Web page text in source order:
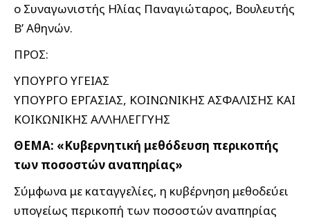
ο Συναγωνιστής Ηλίας Παναγιώταρος, Βουλευτής
Β’ Αθηνών.
ΠΡΟΣ:
ΥΠΟΥΡΓΟ ΥΓΕΙΑΣ
ΥΠΟΥΡΓΟ ΕΡΓΑΣΙΑΣ, ΚΟΙΝΩΝΙΚΗΣ ΑΣΦΑΛΙΣΗΣ ΚΑΙ
ΚΟΙΚΩΝΙΚΗΣ ΑΛΛΗΛΕΓΓΥΗΣ
ΘΕΜΑ: «Κυβερνητική μεθόδευση περικοπής
των ποσοστών αναπηρίας»
Σύμφωνα με καταγγελίες, η κυβέρνηση μεθοδεύει
υπογείως περικοπή των ποσοστών αναπηρίας